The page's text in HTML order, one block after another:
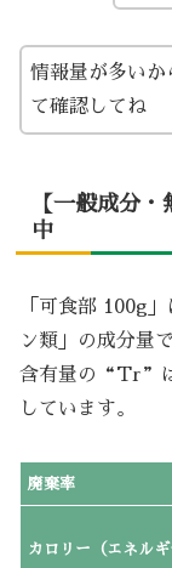
情報量が多いか
て確認してね
【一般成分
中
「可食部 100g
ン類」の成分量で
含有量の“Tr”
しています。
廃棄率
カロリー（エネルギ